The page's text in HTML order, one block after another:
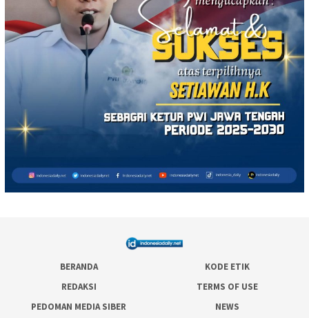
BERANDA
KODE ETIK
REDAKSI
TERMS OF USE
PEDOMAN MEDIA SIBER
NEWS